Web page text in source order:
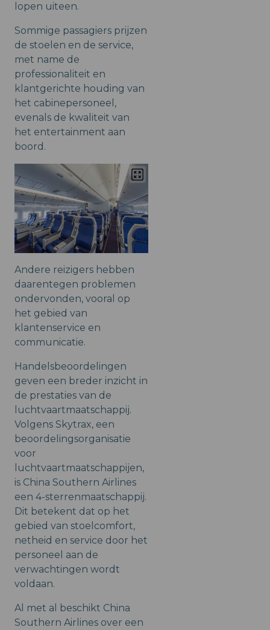
lopen uiteen.
Sommige passagiers prijzen
de stoelen en de service,
met name de
professionaliteit en
klantgerichte houding van
het cabinepersoneel,
evenals de kwaliteit van
het entertainment aan
boord.
Andere reizigers hebben
daarentegen problemen
ondervonden, vooral op
het gebied van
klantenservice en
communicatie.
Handelsbeoordelingen
geven een breder inzicht in
de prestaties van de
luchtvaartmaatschappij.
Volgens Skytrax, een
beoordelingsorganisatie
voor
luchtvaartmaatschappijen,
is China Southern Airlines
een 4-sterrenmaatschappij.
Dit betekent dat op het
gebied van stoelcomfort,
netheid en service door het
personeel aan de
verwachtingen wordt
voldaan.​
Al met al beschikt China
Southern Airlines over een